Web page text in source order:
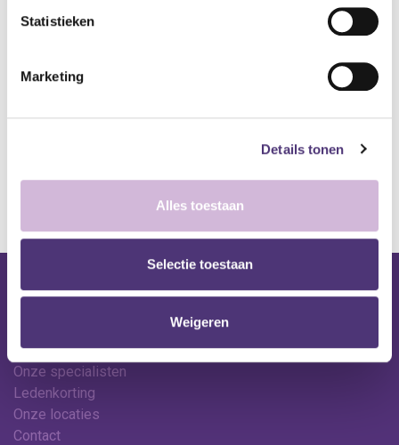
Statistieken
Marketing
Details tonen
Alles toestaan
Selectie toestaan
Weigeren
Aan winkelmandje toevoegen
*Bij grote aankopen, gelieve de klantendienst te contacteren. Hier
kan de levertermijn iets langer zijn.
Nuttige links
Huren
Onze specialisten
Ledenkorting
Onze locaties
Contact